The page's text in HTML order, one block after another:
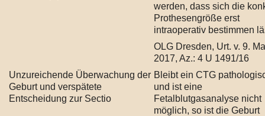
werden, dass sich die
Prothesengröße erst
intraoperativ bestimmen
OLG Dresden, Urt. v. 9.
2017, Az.: 4 U 1491/16
Unzureichende Überwachung der
Geburt und verspätete
Entscheidung zur Sectio
Bleibt ein CTG
und ist eine
Fetalblutgasanalyse nicht
möglich, so ist die Geburt